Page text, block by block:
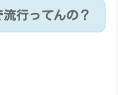
行ってんの？